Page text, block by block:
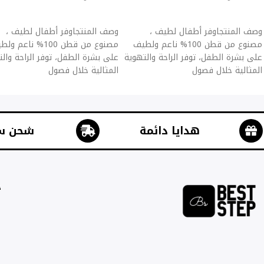
وصف المنتجاوفر أطفال لطيف ،
مصنوع من قطن 100% ناعم ولطيف
على بشرة الطفل، توفر الراحة والتهوية
المثالية خلال فصول
وصف المنتجاوفر أطفال لطيف ،
مصنوع من قطن 100%
على بشرة الطفل، توفر الراحة
المثالية خلال فصول
هدايا دائمة شحن